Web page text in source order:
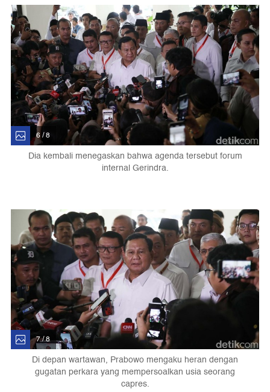
6 / 8
Dia kembali menegaskan bahwa agenda tersebut forum
internal Gerindra.
7 / 8
Di depan wartawan, Prabowo mengaku heran dengan
gugatan perkara yang mempersoalkan usia seorang
capres.